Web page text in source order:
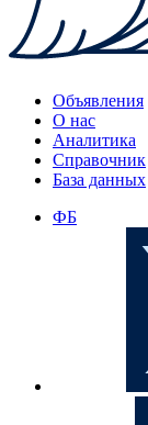
Объявления
О нас
Аналитика
Справочник
База данных
ФБ